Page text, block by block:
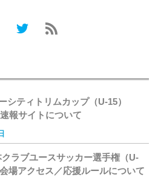
シティトリムカップ（U-15）
報サイトについて
ラブユースサッカー選手権（U-
場アクセス／応援ルールについて